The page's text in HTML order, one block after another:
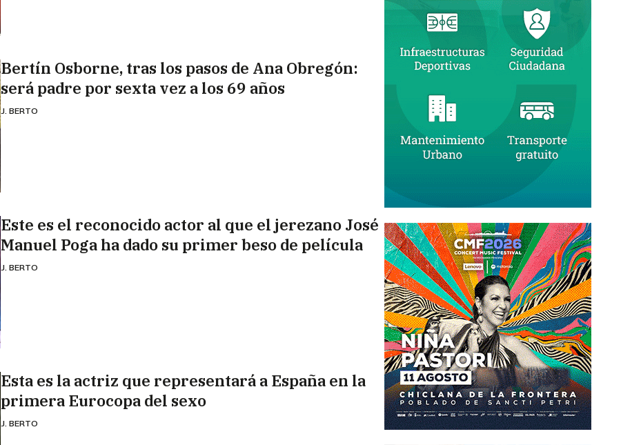
Bertín Osborne, tras los pasos de Ana Obregón:
será padre por sexta vez a los 69 años
J. BERTO
Este es el reconocido actor al que el jerezano José
Manuel Poga ha dado su primer beso de película
J. BERTO
Esta es la actriz que representará a España en la
primera Eurocopa del sexo
J. BERTO